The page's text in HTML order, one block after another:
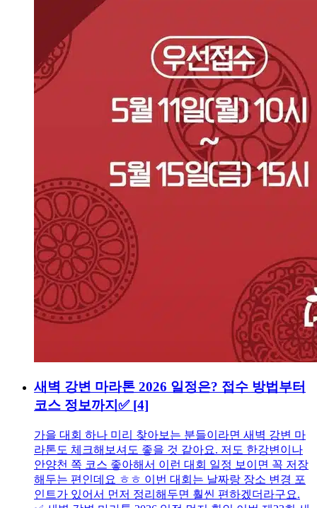
새벽 강변 마라톤 2026 일정은? 접수 방법부터
코스 정보까지✅ [4]
가을 대회 하나 미리 찾아보는 분들이라면 새벽 강변 마
라톤도 체크해보셔도 좋을 것 같아요. 저도 한강변이나
안양천 쪽 코스 좋아해서 이런 대회 일정 보이면 꼭 저장
해두는 편인데요 ㅎㅎ 이번 대회는 날짜랑 장소 변경 포
인트가 있어서 먼저 정리해두면 훨씬 편하겠더라구요.